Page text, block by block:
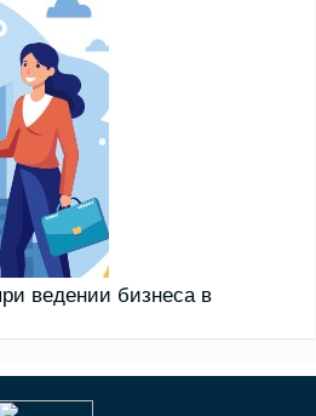
ведении бизнеса в